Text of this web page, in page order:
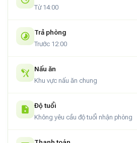
Từ 14:00
Trả phòng
Trước 12:00
Nấu ăn
Khu vực nấu ăn chung
Độ tuổi
Không yêu cầu độ tuổi nhận phòng